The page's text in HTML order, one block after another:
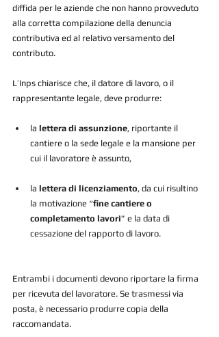
diffida per le aziende che non hanno provveduto
alla corretta compilazione della denuncia
contributiva ed al relativo versamento del
contributo.
L’Inps chiarisce che, il datore di lavoro, o il
rappresentante legale, deve produrre:
la lettera di assunzione, riportante il
cantiere o la sede legale e la mansione per
cui il lavoratore è assunto,
la lettera di licenziamento, da cui risultino
la motivazione “fine cantiere o
completamento lavori” e la data di
cessazione del rapporto di lavoro.
Entrambi i documenti devono riportare la firma
per ricevuta del lavoratore. Se trasmessi via
posta, è necessario produrre copia della
raccomandata.